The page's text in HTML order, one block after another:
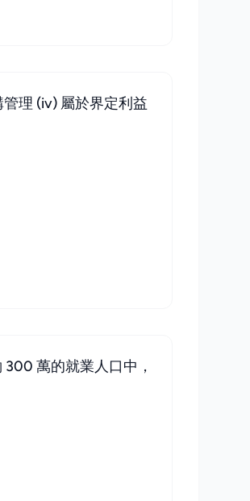
理 (iv) 屬於界定利益
萬的就業人口中，